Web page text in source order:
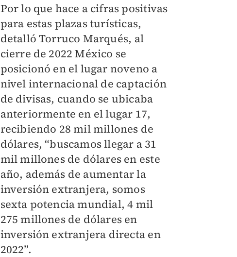
Por lo que hace a cifras positivas
para estas plazas turísticas,
detalló Torruco Marqués, al
cierre de 2022 México se
posicionó en el lugar noveno a
nivel internacional de captación
de divisas, cuando se ubicaba
anteriormente en el lugar 17,
recibiendo 28 mil millones de
dólares, “buscamos llegar a 31
mil millones de dólares en este
año, además de aumentar la
inversión extranjera, somos
sexta potencia mundial, 4 mil
275 millones de dólares en
inversión extranjera directa en
2022”.